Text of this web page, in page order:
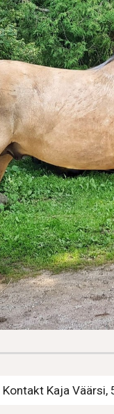
Kontakt Kaja Väärsi,